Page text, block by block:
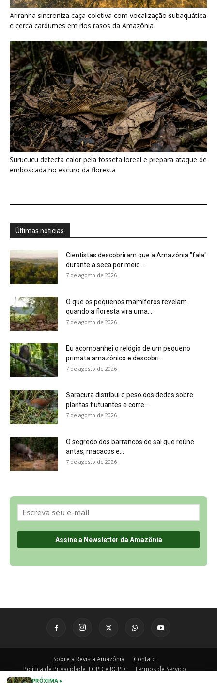
PRÓXIMA ▸
emboscada no escuro da floresta
Últimas noticias
Cientistas descobriram que a Amazônia "fala"
durante a seca por meio...
7 de agosto de 2026
O que os pequenos mamíferos revelam
quando a floresta vira uma...
7 de agosto de 2026
Saracura distribui o peso dos dedos sobre
7 de agosto de 2026
7 de agosto de 2026
Política de Privacidade, LGPD e RGPD
Últimas Notícias
🌎 Español
©